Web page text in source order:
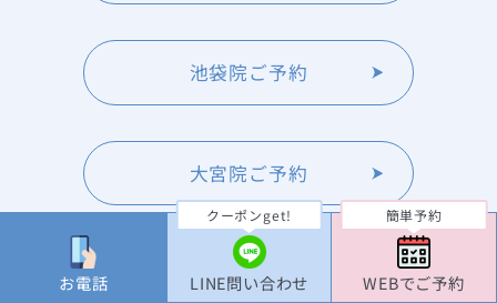
お電話
クーポンget!
LINE問い合わせ
簡単予約
WEBでご予約
池袋院ご予約
大宮院ご予約
横浜院ご予約